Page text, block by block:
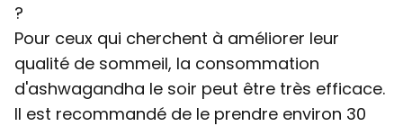
?
Pour ceux qui cherchent à améliorer leur
qualité de sommeil, la consommation
d'ashwagandha le soir peut être très efficace.
Il est recommandé de le prendre environ 30